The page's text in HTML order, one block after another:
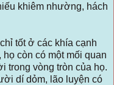
khiêm nhường, hách
tốt ở các khía cạnh
còn có một mối quan
trong vòng tròn của họ.
dí dỏm, lão luyện có